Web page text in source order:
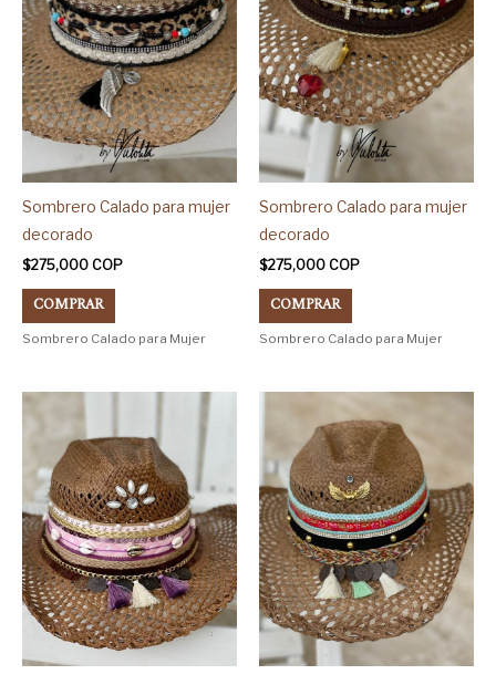
Sombrero Calado para mujer
decorado
$275,000 COP
COMPRAR
Las
opciones
se
pueden
elegir
en
página
producto
Sombrero Calado para Mujer
Sombrero Calado para mujer
decorado
$275,000 COP
COMPRAR
Las
opciones
se
pueden
elegir
en
página
producto
Sombrero Calado para Mujer
tiene
múltiples
variantes.
Las
opciones
se
pueden
elegir
producto
tiene
múltiples
variantes.
Las
opciones
se
pueden
elegir